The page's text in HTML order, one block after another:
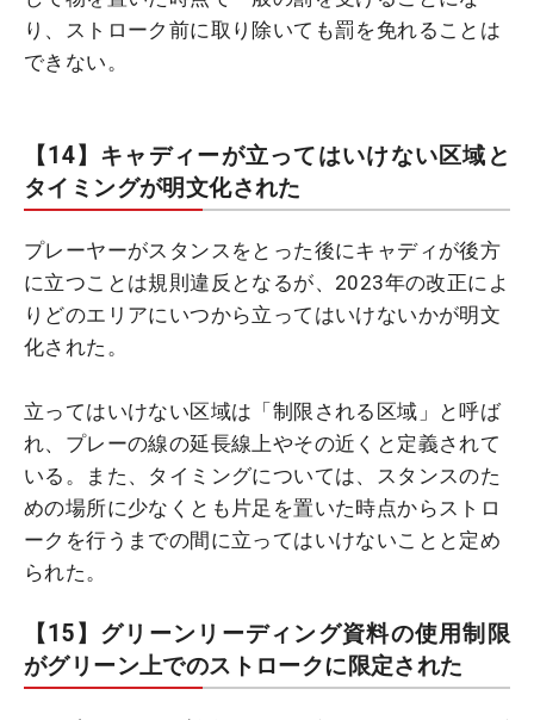
り、ストローク前に取り除いても罰を免れることは
できない。
【14】キャディーが立ってはいけない区域と
タイミングが明文化された
プレーヤーがスタンスをとった後にキャディが後方
に立つことは規則違反となるが、2023年の改正によ
りどのエリアにいつから立ってはいけないかが明文
化された。
立ってはいけない区域は「制限される区域」と呼ば
れ、プレーの線の延長線上やその近くと定義されて
いる。また、タイミングについては、スタンスのた
めの場所に少なくとも片足を置いた時点からストロ
ークを行うまでの間に立ってはいけないことと定め
られた。
【15】グリーンリーディング資料の使用制限
がグリーン上でのストロークに限定された